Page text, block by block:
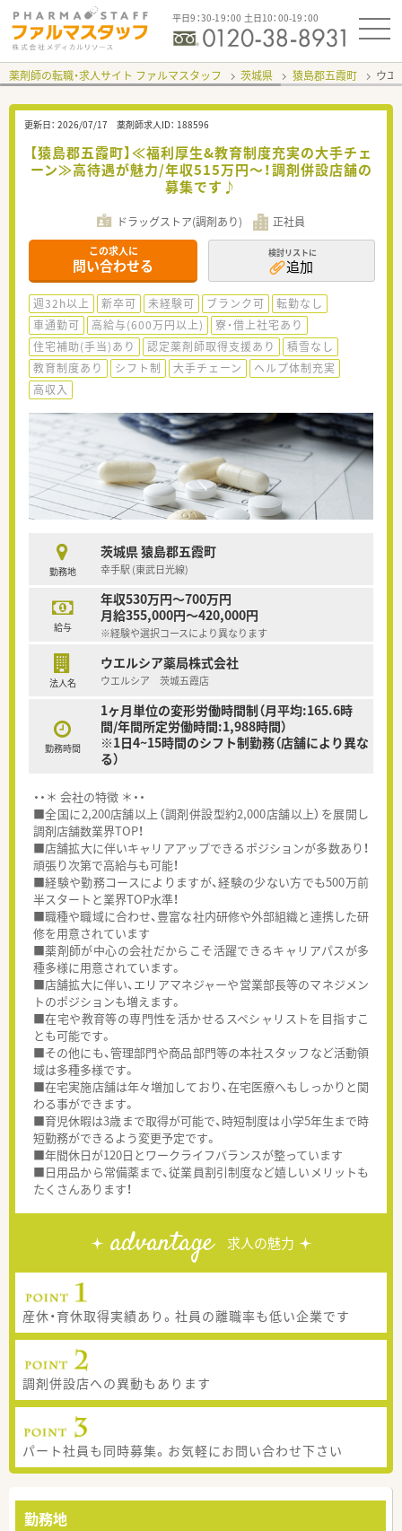
平日9：30-19：00 土日10：00-19：00
薬剤師の転職・求人サイト ファルマスタッフ 茨城県 猿島郡五霞町 ウ
更新日： 2026/07/17 薬剤師求人ID： 188596
【猿島郡五霞町】≪福利厚生&教育制度充実の大手チェ
ーン≫高待遇が魅力/年収515万円～！調剤併設店舗の
募集です♪
ドラッグストア(調剤あり) 正社員
この求人に
問い合わせる
検討リストに
追加
週32h以上 新卒可 未経験可 ブランク可
転勤なし
車通勤可
高給与(600万円以上)
寮・借上社宅あり
住宅補助(手当)あり
認定薬剤師取得支援あり
積雪なし
教育制度あり
シフト制 大手チェーン
ヘルプ体制充実
高収入
勤務地
茨城県 猿島郡五霞町
幸手駅 (東武日光線)
給与
年収530万円～700万円
月給355,000円～420,000円
※経験や選択コースにより異なります
法人名
ウエルシア薬局株式会社
ウエルシア 茨城五霞店
勤務時間
1ヶ月単位の変形労働時間制（月平均:165.6時
間/年間所定労働時間:1,988時間）
※1日4~15時間のシフト制勤務（店舗により異な
る）
・・＊ 会社の特徴 ＊・・
■全国に2,200店舗以上（調剤併設型約2,000店舗以上）を展開し
調剤店舗数業界TOP！
■店舗拡大に伴いキャリアアップできるポジションが多数あり！
頑張り次第で高給与も可能！
■経験や勤務コースによりますが、経験の少ない方でも500万前
半スタートと業界TOP水準！
■職種や職域に合わせ、豊富な社内研修や外部組織と連携した研
修を用意されています
■薬剤師が中心の会社だからこそ活躍できるキャリアパスが多
種多様に用意されています。
■店舗拡大に伴い、エリアマネジャーや営業部長等のマネジメン
トのポジションも増えます。
■在宅や教育等の専門性を活かせるスペシャリストを目指すこ
とも可能です。
■その他にも、管理部門や商品部門等の本社スタッフなど活動領
域は多種多様です。
■在宅実施店舗は年々増加しており、在宅医療へもしっかりと関
わる事ができます。
■育児休暇は3歳まで取得が可能で、時短制度は小学5年生まで時
短勤務ができるよう変更予定です。
■年間休日が120日とワークライフバランスが整っています
■日用品から常備薬まで、従業員割引制度など嬉しいメリットも
たくさんあります！
advantage 求人の魅力
産休・育休取得実績あり。社員の離職率も低い企業です
調剤併設店への異動もあります
パート社員も同時募集。お気軽にお問い合わせ下さい
勤務地